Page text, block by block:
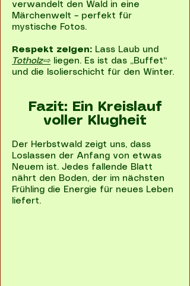
verwandelt den Wald in eine
Märchenwelt – perfekt für
mystische Fotos.
Respekt zeigen: Lass Laub und
Totholz⇨ liegen. Es ist das „Buffet“
und die Isolierschicht für den Winter.
Fazit: Ein Kreislauf
voller Klugheit
Der Herbstwald zeigt uns, dass
Loslassen der Anfang von etwas
Neuem ist. Jedes fallende Blatt
nährt den Boden, der im nächsten
Frühling die Energie für neues Leben
liefert.